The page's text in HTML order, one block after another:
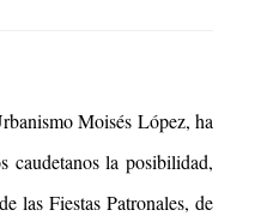
Moisés López, ha
caudetanos la posibilidad,
las Fiestas Patronales, de